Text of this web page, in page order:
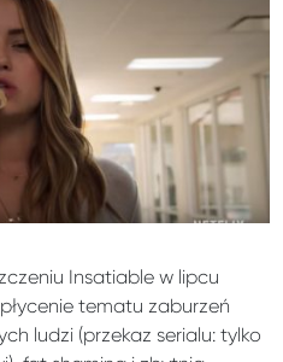
Insatiable w lipcu
tematu zaburzeń
ludzi (przekaz serialu: tylko